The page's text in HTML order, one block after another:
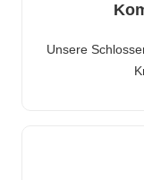
Unsere